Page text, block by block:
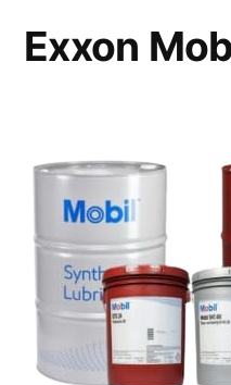
Exxon